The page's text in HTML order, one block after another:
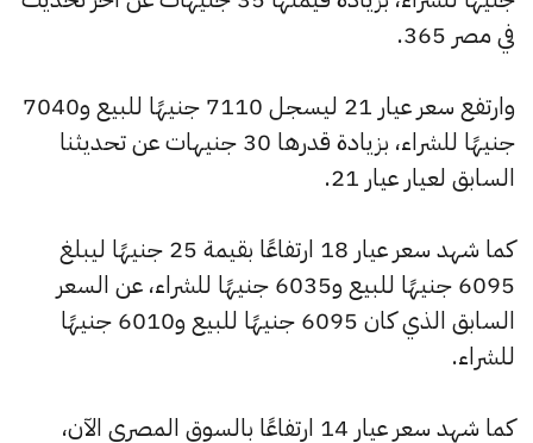
في مصر 365.
وارتفع سعر عيار 21 ليسجل 7110 جنيهًا للبيع و7040
جنيهًا للشراء، بزيادة قدرها 30 جنيهات عن تحديثنا
السابق لعيار عيار 21.
كما شهد سعر عيار 18 ارتفاعًا بقيمة 25 جنيهًا ليبلغ
6095 جنيهًا للبيع و6035 جنيهًا للشراء، عن السعر
السابق الذي كان 6095 جنيهًا للبيع و6010 جنيهًا
للشراء.
كما شهد سعر عيار 14 ارتفاعًا بالسوق المصري الآن،